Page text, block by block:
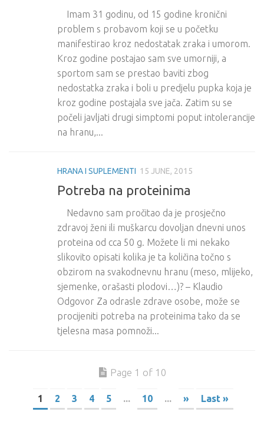
Imam 31 godinu, od 15 godine kronični
problem s probavom koji se u početku
manifestirao kroz nedostatak zraka i umorom.
Kroz godine postajao sam sve umorniji, a
sportom sam se prestao baviti zbog
nedostatka zraka i boli u predjelu pupka koja je
kroz godine postajala sve jača. Zatim su se
počeli javljati drugi simptomi poput intolerancije
na hranu,...
HRANA I SUPLEMENTI 15 JUNE, 2015
Potreba na proteinima
Nedavno sam pročitao da je prosječno
zdravoj ženi ili muškarcu dovoljan dnevni unos
proteina od cca 50 g. Možete li mi nekako
slikovito opisati kolika je ta količina točno s
obzirom na svakodnevnu hranu (meso, mlijeko,
sjemenke, orašasti plodovi…)? – Klaudio
Odgovor Za odrasle zdrave osobe, može se
procijeniti potreba na proteinima tako da se
tjelesna masa pomnoži...
Page 1 of 10
1 2 3 4 5 ... 10 ... » Last »